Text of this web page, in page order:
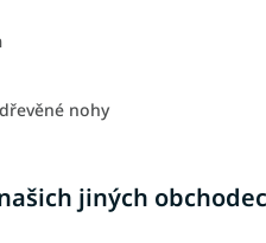
nohy
jiných